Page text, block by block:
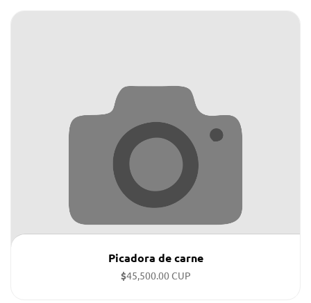
Picadora de carne
$45,500.00 CUP